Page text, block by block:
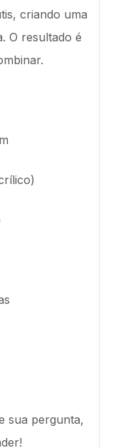
criando uma
O resultado é
sua pergunta,